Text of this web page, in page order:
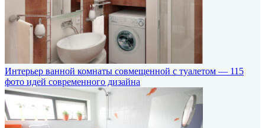
Интерьер ванной комнаты совмещенной с туалетом — 115
фото идей современного дизайна